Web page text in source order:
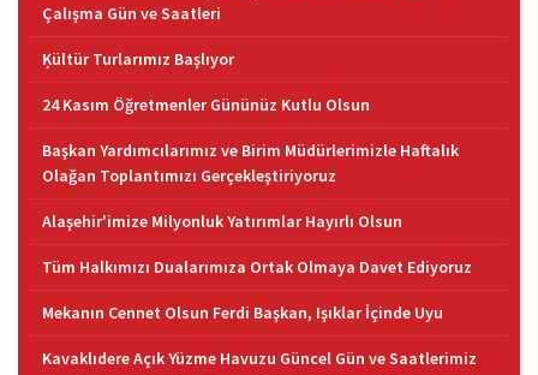
Çalışma Gün ve Saatleri
Ķültür Turlarımız Başlıyor
24 Kasım Öğretmenler Gününüz Kutlu Olsun
Başkan Yardımcılarımız ve Birim Müdürlerimizle Haftalık
Olağan Toplantımızı Gerçekleştiriyoruz
Alaşehir'imize Milyonluk Yatırımlar Hayırlı Olsun
Tüm Halkımızı Dualarımıza Ortak Olmaya Davet Ediyoruz
Mekanın Cennet Olsun Ferdi Başkan, Işıklar İçinde Uyu
Kavaklıdere Açık Yüzme Havuzu Güncel Gün ve Saatlerimiz